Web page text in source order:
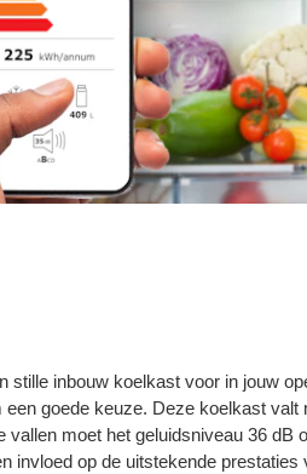
stille inbouw koelkast voor in jouw
goede keuze. Deze koelkast valt
vallen moet het geluidsniveau 36 dB
invloed op de uitstekende prestaties